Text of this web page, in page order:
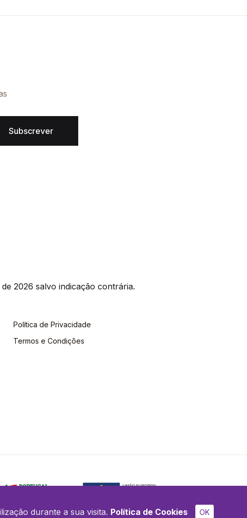
durante a sua visita. Política de Cookies OK
Subscrever
2026 salvo indicação contrária.
Política de Privacidade
Termos e Condições